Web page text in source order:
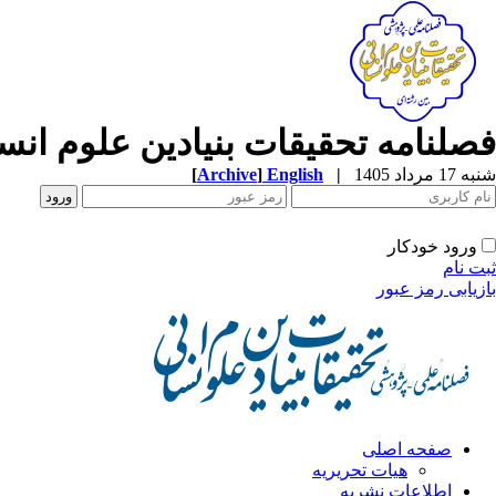
فصلنامه تحقیقات بنیادین علوم
شنبه 17 مرداد 1405 |
English
[Archive]
ورود خودکار
ثبت نام
بازیابی رمز عبور
صفحه اصلی
هیات تحریریه
اطلاعات نشریه